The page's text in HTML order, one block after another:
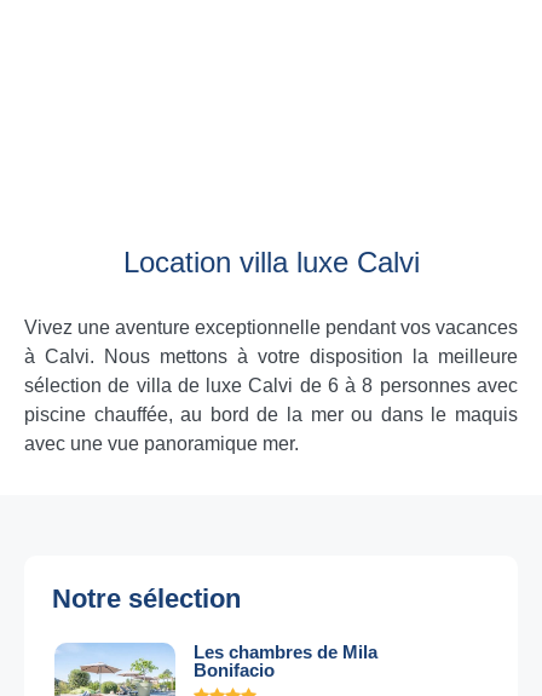
Location villa luxe Calvi
Vivez une aventure exceptionnelle pendant vos vacances
à Calvi. Nous mettons à votre disposition la meilleure
sélection de villa de luxe Calvi de 6 à 8 personnes avec
piscine chauffée, au bord de la mer ou dans le maquis
avec une vue panoramique mer.
Notre sélection
Les chambres de Mila
Bonifacio